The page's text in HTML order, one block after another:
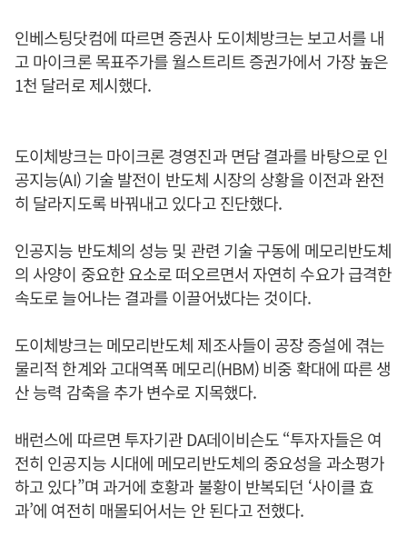
인베스팅닷컴에 따르면 증권사 도이체방크는 보고서를 내
고 마이크론 목표주가를 월스트리트 증권가에서 가장 높은
1천 달러로 제시했다.
도이체방크는 마이크론 경영진과 면담 결과를 바탕으로 인
공지능(AI) 기술 발전이 반도체 시장의 상황을 이전과 완전
히 달라지도록 바꿔내고 있다고 진단했다.
인공지능 반도체의 성능 및 관련 기술 구동에 메모리반도체
의 사양이 중요한 요소로 떠오르면서 자연히 수요가 급격한
속도로 늘어나는 결과를 이끌어냈다는 것이다.
도이체방크는 메모리반도체 제조사들이 공장 증설에 겪는
물리적 한계와 고대역폭 메모리(HBM) 비중 확대에 따른 생
산 능력 감축을 추가 변수로 지목했다.
배런스에 따르면 투자기관 DA데이비슨도 “투자자들은 여
전히 인공지능 시대에 메모리반도체의 중요성을 과소평가
하고 있다”며 과거에 호황과 불황이 반복되던 ‘사이클 효
과’에 여전히 매몰되어서는 안 된다고 전했다.